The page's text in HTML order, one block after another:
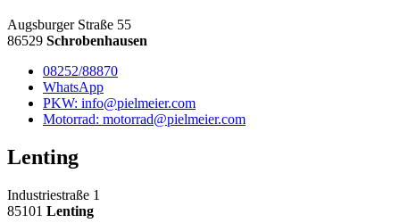
Augsburger Straße 55
86529 Schrobenhausen
08252/88870
WhatsApp
PKW: info@pielmeier.com
Motorrad: motorrad@pielmeier.com
Lenting
Industriestraße 1
85101 Lenting